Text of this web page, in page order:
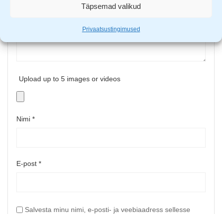
Täpsemad valikud
Privaatsustingimused
Upload up to 5 images or videos
Nimi *
E-post *
Salvesta minu nimi, e-posti- ja veebiaadress sellesse